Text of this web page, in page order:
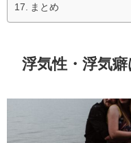
まとめ
浮気性・浮気